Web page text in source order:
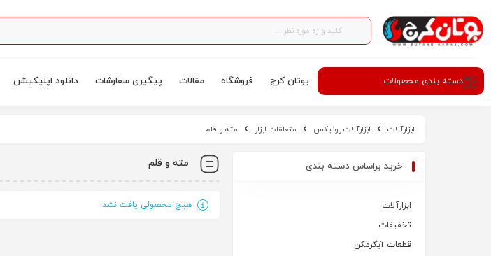
دسته‌ بندی محصولات بوتان کرج فروشگاه مقالات پیگیری سفارشات دانلود اپلیکیشن
ابزارآلات ابزارآلات رونیکس متعلقات ابزار مته و قلم
مته و قلم
هیچ محصولی یافت نشد.
خرید براساس دسته بندی
ابزارآلات
تخفیفات
قطعات آبگرمکن